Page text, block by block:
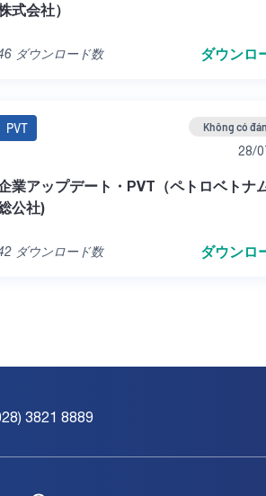
式会社）
ダウンロード数 ダウンロ
PVT Không có
28/
業アップデート・PVT（ペトロベトナ
公社)
ダウンロード数 ダウンロ
3821 8889